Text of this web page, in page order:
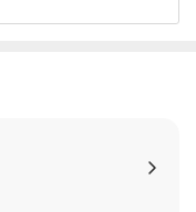
는 것이 무엇인가요? 234
문제를 어떻게 해결하셨